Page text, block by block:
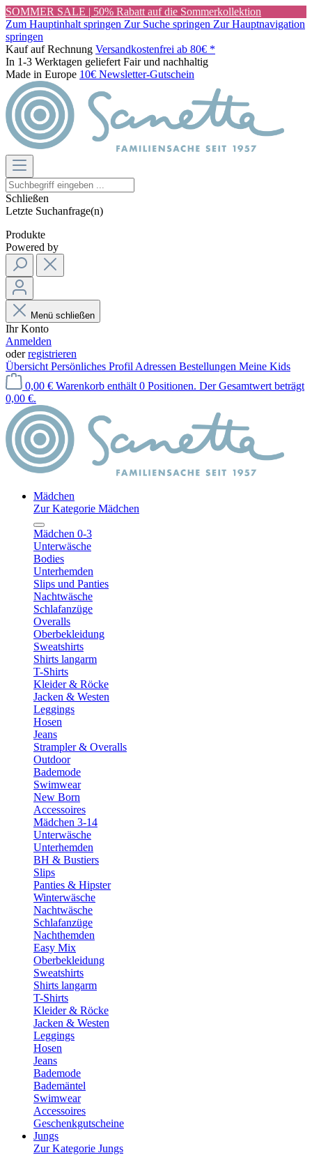
SOMMER SALE | 50% Rabatt auf die Sommerkollektion
Zum Hauptinhalt springen Zur Suche springen Zur Hauptnavigation
springen
Kauf auf Rechnung Versandkostenfrei ab 80€ *
In 1-3 Werktagen geliefert Fair und nachhaltig
Made in Europe 10€ Newsletter-Gutschein
Schließen
Letzte Suchanfrage(n)
Produkte
Powered by
Menü schließen
Ihr Konto
Anmelden
oderregistrieren
Übersicht Persönliches Profil Adressen Bestellungen Meine Kids
0,00 € Warenkorb enthält 0 Positionen. Der Gesamtwert beträgt
0,00 €.
Mädchen
Zur Kategorie Mädchen
Mädchen 0-3
Unterwäsche
Bodies
Unterhemden
Slips und Panties
Nachtwäsche
Schlafanzüge
Overalls
Oberbekleidung
Sweatshirts
Shirts langarm
T-Shirts
Kleider & Röcke
Jacken & Westen
Leggings
Hosen
Jeans
Strampler & Overalls
Outdoor
Bademode
Swimwear
New Born
Accessoires
Mädchen 3-14
Unterwäsche
Unterhemden
BH & Bustiers
Slips
Panties & Hipster
Winterwäsche
Nachtwäsche
Schlafanzüge
Nachthemden
Easy Mix
Oberbekleidung
Sweatshirts
Shirts langarm
T-Shirts
Kleider & Röcke
Jacken & Westen
Leggings
Hosen
Jeans
Bademode
Bademäntel
Swimwear
Accessoires
Geschenkgutscheine
Jungs
Zur Kategorie Jungs